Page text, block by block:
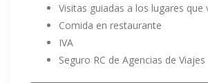
Visitas guiadas a los lugares que
Comida en restaurante
IVA
Seguro RC de Agencias de Viajes